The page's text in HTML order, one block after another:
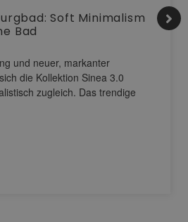
Soft Minimalism
Bad
und neuer, markanter
die Kollektion Sinea 3.0
zugleich. Das trendige